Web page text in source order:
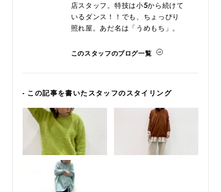
店スタッフ。特技は小５から続けて
いるダンス！！でも、ちょっぴり
照れ屋。あだ名は「うめもち」。
このスタッフのブログ一覧
- この記事を書いたスタッフのスタイリング